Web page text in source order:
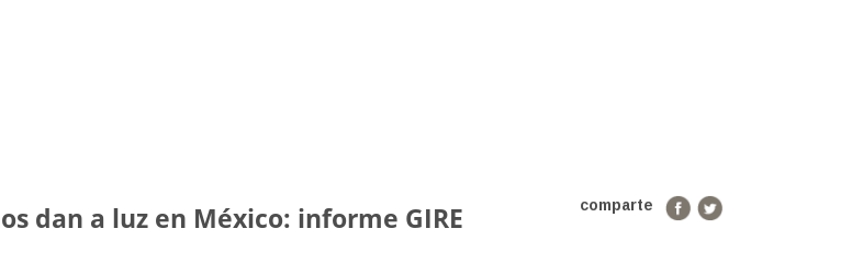
comparte
dan a luz en México: informe GIRE